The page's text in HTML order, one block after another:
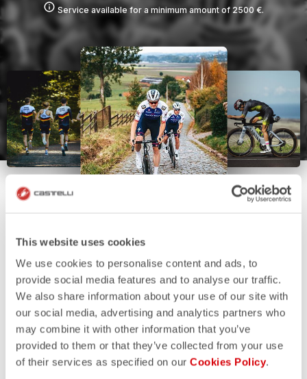
This website uses cookies
We use cookies to personalise content and ads, to
provide social media features and to analyse our traffic.
We also share information about your use of our site with
our social media, advertising and analytics partners who
may combine it with other information that you’ve
provided to them or that they’ve collected from your use
of their services as specified on our Cookies Policy.
info Service available for a minimum amount of 2500 €.